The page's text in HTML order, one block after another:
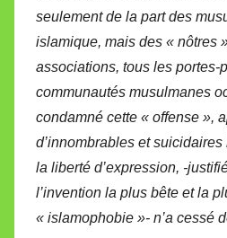
l
seulement de la part des
islamique, mais des « nôtres
associations, tous les portes-
communautés musulmanes
condamné cette « offense »,
d’innombrables et
la liberté d’expression, -
l’invention la plus bête et la
« islamophobie »- n’a cessé